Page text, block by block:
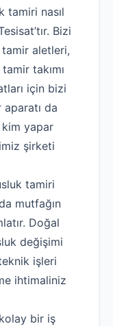
tamiri nasıl
Bizi
tamir aletleri,
takımı
için bizi
aparatı da
yapar
şirketi
tamiri
mutfağın
Doğal
değişimi
işleri
ihtimaliniz
bir iş